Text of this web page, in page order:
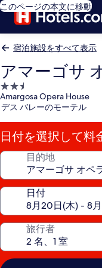
このページの本文に移動
宿泊施設をすべて表示
アマーゴサ
2.5
つ
星
宿
泊
施
Amargosa Opera House
デス バレーのモーテル
日付を選択して料
目的地
日付
旅行者